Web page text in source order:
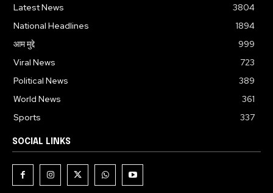
Latest News
3804
National Headlines
1894
आम मुद्दे
999
Viral News
723
Political News
389
World News
361
Sports
337
SOCIAL LINKS